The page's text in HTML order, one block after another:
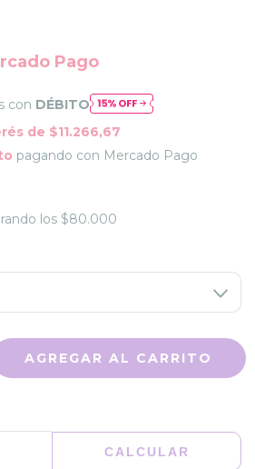
Pago
con DÉBITO
de $11.266,67
pagando con Mercado Pago
los $80.000
CALCULAR